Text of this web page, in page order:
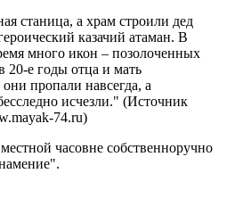
станица, а храм строили дед
казачий атаман. В
много икон – позолоченных
20-е годы отца и мать
пропали навсегда, а
исчезли." (Источник
74.ru)
часовне собственноручно